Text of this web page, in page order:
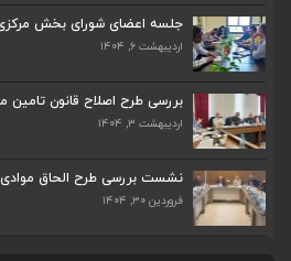
جلسه اعضای شورای بخش مرکزی
اردیبهشت ۶, ۱۴۰۴
بررسی طرح اصلاح قانون تامین
اردیبهشت ۳, ۱۴۰۴
نشست بررسی طرح الحاق موادی
فروردین ۳۰, ۱۴۰۴
جلسه اعضای شورای بخش مرکزی شیراز با
اردیبهشت ۶, ۱۴۰۴
پیگیری دکتر قادری و سایر نمایندگان شیراز
اردیبهشت ۲۳, ۱۴۰۴